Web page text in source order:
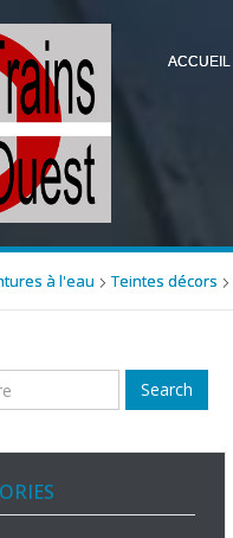
ACCUEIL
à l'eau Teintes décors
Search